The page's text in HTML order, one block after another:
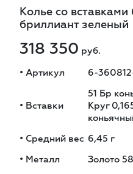
Колье со
бриллиант зеленый
318 350 руб.
• Артикул 6-
• Вставки
51 Бр
Круг
• Средний вес 6,45 г
• Металл Золото